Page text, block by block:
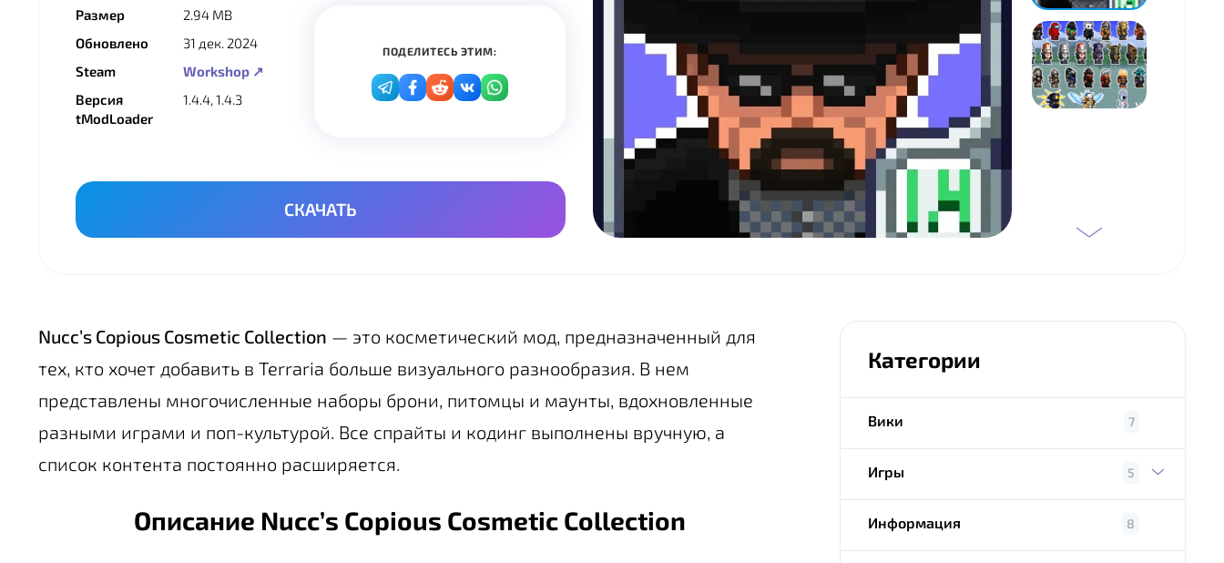
Размер
2.94 MB
Обновлено
31 дек. 2024
Steam
Workshop ↗
Версия
tModLoader
1.4.4, 1.4.3
ПОДЕЛИТЕСЬ ЭТИМ:
СКАЧАТЬ
Nucc’s Copious Cosmetic Collection — это косметический мод, предназначенный для
тех, кто хочет добавить в Terraria больше визуального разнообразия. В нем
представлены многочисленные наборы брони, питомцы и маунты, вдохновленные
разными играми и поп-культурой. Все спрайты и кодинг выполнены вручную, а
список контента постоянно расширяется.
Описание Nucc’s Copious Cosmetic Collection
Категории
Вики 7
Игры 5
Информация 8